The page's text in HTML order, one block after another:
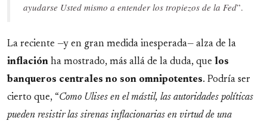
ayudarse Usted mismo a entender los tropiezos de la Fed”.
La reciente —y en gran medida inesperada— alza de la
inflación ha mostrado, más allá de la duda, que los
banqueros centrales no son omnipotentes. Podría ser
cierto que, “Como Ulises en el mástil, las autoridades políticas
pueden resistir las sirenas inflacionarias en virtud de una